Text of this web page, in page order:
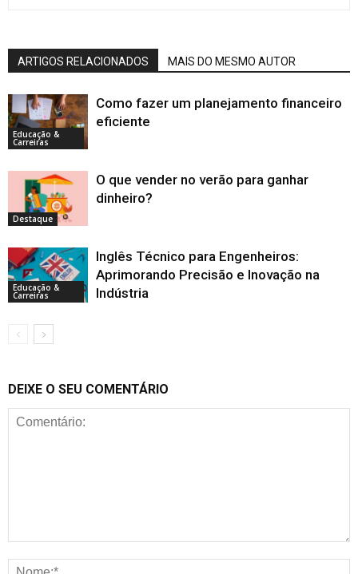
ARTIGOS RELACIONADOS MAIS DO MESMO AUTOR
Educação &
Carreiras
Como fazer um planejamento financeiro
eficiente
Destaque
O que vender no verão para ganhar
dinheiro?
Educação &
Carreiras
Inglês Técnico para Engenheiros:
Aprimorando Precisão e Inovação na
Indústria
DEIXE O SEU COMENTÁRIO